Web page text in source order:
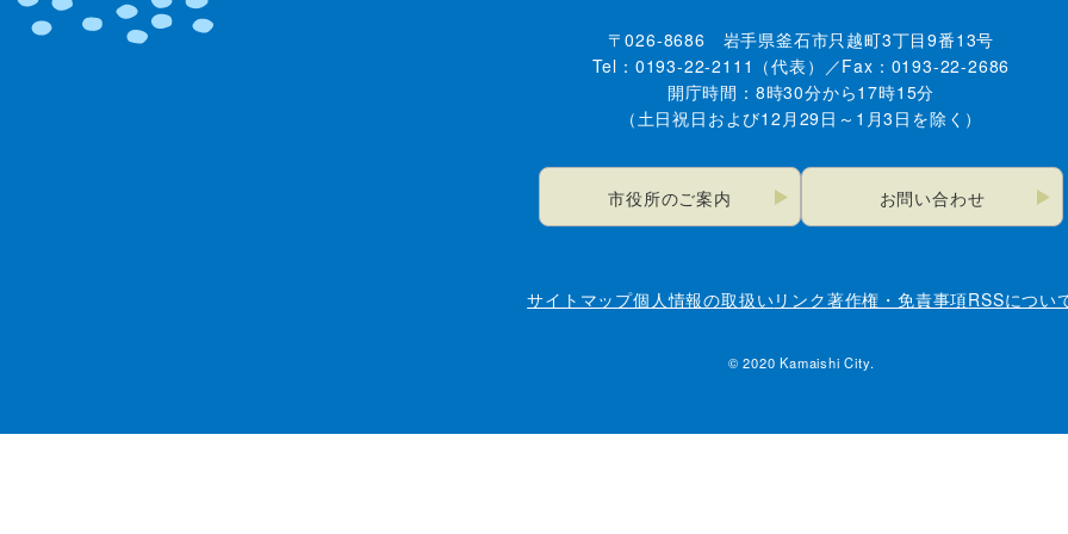
〒026-8686 岩手県釜石市只越町3丁目9番13号
Tel：0193-22-2111（代表）／Fax：0193-22-2686
開庁時間：8時30分から17時15分
（土日祝日および12月29日～1月3日を除く）
市役所のご案内 お問い合わせ
サイトマップ個人情報の取扱いリンク著作権・免責事項RSSについ
© 2020 Kamaishi City.